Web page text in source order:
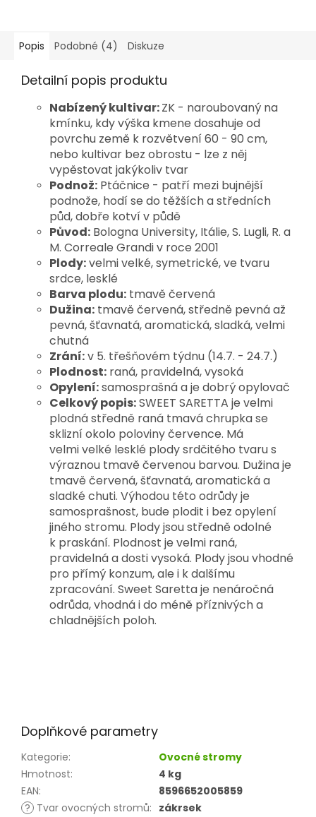
Popis Podobné (4) Diskuze
Detailní popis produktu
Nabízený kultivar:ZK - naroubovaný na
kmínku, kdy výška kmene dosahuje od
povrchu země k rozvětvení 60 - 90 cm,
nebo kultivar bez obrostu - lze z něj
vypěstovat jakýkoliv tvar
Podnož: Ptáčnice - patří mezi bujnější
podnože, hodí se do těžších a středních
půd, dobře kotví v půdě
Původ: Bologna University, Itálie, S. Lugli, R. a
M. Correale Grandi v roce 2001
Plody:velmi velké, symetrické, ve tvaru
srdce, lesklé
Barva plodu: tmavě červená
Dužina: tmavě červená, středně pevná až
pevná, šťavnatá,aromatická, sladká, velmi
chutná
Zrání:v 5. třešňovém týdnu (14.7. - 24.7.)
Plodnost: raná, pravidelná, vysoká
Opylení:samosprašná a je dobrý opylovač
Celkový popis:SWEET SARETTA je velmi
plodná středně raná tmavá chrupka se
sklizní okolo poloviny července. Má
velmi velké lesklé plody srdčitého tvaru s
výraznou tmavě červenou barvou. Dužina je
tmavě červená, šťavnatá, aromatická a
sladké chuti. Výhodou této odrůdy je
samosprašnost, bude plodit i bez opylení
jiného stromu. Plody jsou středně odolné
k praskání. Plodnost je velmi raná,
pravidelná a dosti vysoká. Plody jsou vhodné
pro přímý konzum, ale i k dalšímu
zpracování. Sweet Saretta je nenáročná
odrůda, vhodná i do méně příznivých a
chladnějších poloh.
Doplňkové parametry
Kategorie:
Ovocné stromy
Hmotnost:
4 kg
EAN:
8596652005859
? Tvar ovocných stromů: zákrsek